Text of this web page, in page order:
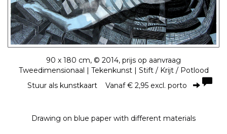
90 x 180 cm, © 2014, prijs op aanvraag
Tweedimensionaal | Tekenkunst | Stift / Krijt / Potlood
Stuur als kunstkaart Vanaf € 2,95 excl. porto
Drawing on blue paper with different materials